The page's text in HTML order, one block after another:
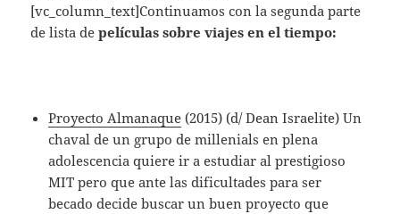
[vc_column_text]Continuamos con la segunda parte
de lista depelículas sobre viajes en el tiempo:
Proyecto Almanaque (2015) (d/ Dean Israelite) Un
chaval de un grupo de millenials en plena
adolescencia quiere ir a estudiar al prestigioso
MIT pero que ante las dificultades para ser
becado decide buscar un buen proyecto que